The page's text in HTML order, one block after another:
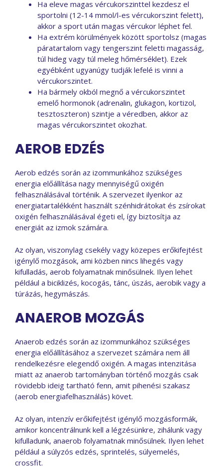
Ha eleve magas vércukorszinttel kezdesz el
sportolni (12-14 mmol/l-es vércukorszint felett),
akkor a sport után magas vércukor léphet fel.
Ha extrém körülmények között sportolsz (magas
páratartalom vagy tengerszint feletti magasság,
túl hideg vagy túl meleg hőmérséklet). Ezek
egyébként ugyanúgy tudják lefelé is vinni a
vércukorszintet.
Ha bármely okból megnő a vércukorszintet
emelő hormonok (adrenalin, glukagon, kortizol,
tesztoszteron) szintje a véredben, akkor az
magas vércukorszintet okozhat.
AEROB EDZÉS
Aerob edzés során az izommunkához szükséges
energia előállítása nagy mennyiségű oxigén
felhasználásával történik. A szervezet ilyenkor az
energiatartalékként használt szénhidrátokat és zsírokat
oxigén felhasználásával égeti el, így biztosítja az
energiát az izmok számára.
Az olyan, viszonylag csekély vagy közepes erőkifejtést
igénylő mozgások, ami közben nincs lihegés vagy
kifulladás, aerob folyamatnak minősülnek. Ilyen lehet
például a biciklizés, kocogás, tánc, úszás, aerobik vagy a
túrázás, hegymászás.
ANAEROB MOZGÁS
Anaerob edzés során az izommunkához szükséges
energia előállításához a szervezet számára nem áll
rendelkezésre elegendő oxigén. A magas intenzitása
miatt az anaerob tartományban történő mozgás csak
rövidebb ideig tartható fenn, amit pihenési szakasz
(aerob energiafelhasználás) követ.
Az olyan, intenzív erőkifejtést igénylő mozgásformák,
amikor koncentrálnunk kell a légzésünkre, zihálunk vagy
kifulladunk, anaerob folyamatnak minősülnek. Ilyen lehet
például a súlyzós edzés, sprintelés, súlyemelés,
crossfit.